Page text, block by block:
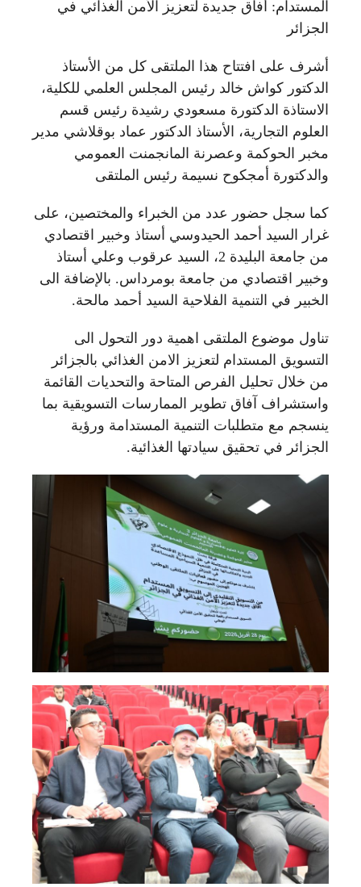
المستدام: أفاق جديدة لتعزيز الأمن الغذائي في
الجزائر
أشرف على افتتاح هذا الملتقى كل من الأستاذ
الدكتور كواش خالد رئيس المجلس العلمي للكلية،
الاستاذة الدكتورة مسعودي رشيدة رئيس قسم
العلوم التجارية، الأستاذ الدكتور عماد بوقلاشي مدير
مخبر الحوكمة وعصرنة المانجمنت العمومي
والدكتورة أمجكوح نسيمة رئيس الملتقى
كما سجل حضور عدد من الخبراء والمختصين، على
غرار السيد أحمد الحيدوسي أستاذ وخبير اقتصادي
من جامعة البليدة 2، السيد عرقوب وعلي أستاذ
وخبير اقتصادي من جامعة بومرداس. بالإضافة الى
الخبير في التنمية الفلاحية السيد أحمد مالحة.
تناول موضوع الملتقى اهمية دور التحول الى
التسويق المستدام لتعزيز الامن الغذائي بالجزائر
من خلال تحليل الفرص المتاحة والتحديات القائمة
واستشراف آفاق تطوير الممارسات التسويقية بما
ينسجم مع متطلبات التنمية المستدامة ورؤية
الجزائر في تحقيق سيادتها الغذائية.